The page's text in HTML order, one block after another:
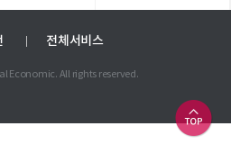
전체서비스
Economic. All rights reserved.